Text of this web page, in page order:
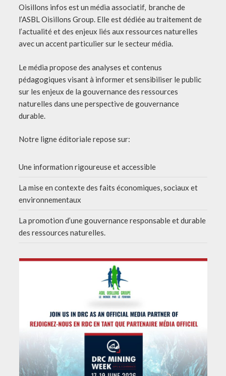
Oisillons infos est un média associatif, branche de
l’ASBL Oisillons Group. Elle est dédiée au traitement de
l’actualité et des enjeux liés aux ressources naturelles
avec un accent particulier sur le secteur média.
Le média propose des analyses et contenus
pédagogiques visant à informer et sensibiliser le public
sur les enjeux de la gouvernance des ressources
naturelles dans une perspective de gouvernance
durable.
Notre ligne éditoriale repose sur:
Une information rigoureuse et accessible
La mise en contexte des faits économiques, sociaux et
environnementaux
La promotion d’une gouvernance responsable et durable
des ressources naturelles.